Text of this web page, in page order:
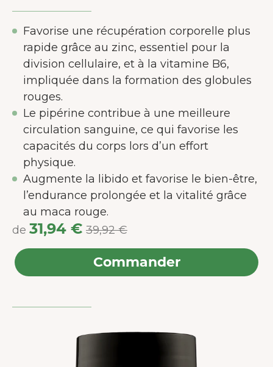
Favorise une récupération corporelle plus
rapide grâce au zinc, essentiel pour la
division cellulaire, et à la vitamine B6,
impliquée dans la formation des globules
rouges.
Le pipérine contribue à une meilleure
circulation sanguine, ce qui favorise les
capacités du corps lors d’un effort
physique.
Augmente la libido et favorise le bien-être,
l’endurance prolongée et la vitalité grâce
au maca rouge.
de 31,94 € 39,92 €
Commander